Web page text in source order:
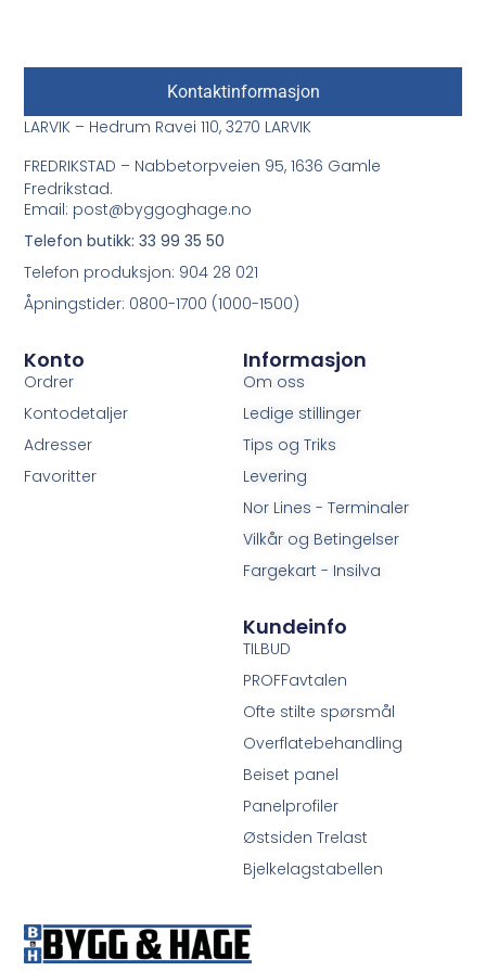
Informasjon
Om oss
Ledige stillinger
Tips og Triks
Levering
Nor Lines - Terminaler
Vilkår og Betingelser
Fargekart - Insilva
Konto
Ordrer
Kontodetaljer
Adresser
Favoritter
Kundeinfo
TILBUD
PROFFavtalen
Ofte stilte spørsmål
Overflatebehandling
Beiset panel
Panelprofiler
Østsiden Trelast
Bjelkelagstabellen
Kontaktinformasjon
LARVIK – Hedrum Ravei 110, 3270 LARVIK
FREDRIKSTAD – Nabbetorpveien 95, 1636 Gamle
Fredrikstad.
Email: post@byggoghage.no
Telefon butikk: 33 99 35 50
Telefon produksjon: 904 28 021
Åpningstider: 0800-1700 (1000-1500)